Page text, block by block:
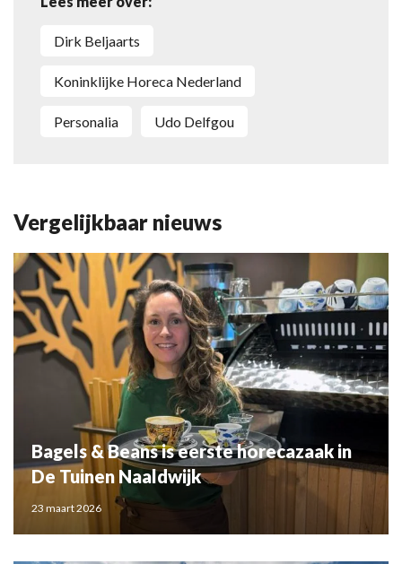
Dirk Beljaarts
Koninklijke Horeca Nederland
Personalia Udo Delfgou
Vergelijkbaar nieuws
Bagels & Beans is eerste horecazaak in
De Tuinen Naaldwijk
23 maart 2026